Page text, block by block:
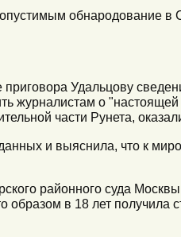
обнародование
Удальцову
журналистам о "настоящей
части Рунета,
и выяснила, что к
районного суда
в 18 лет получила